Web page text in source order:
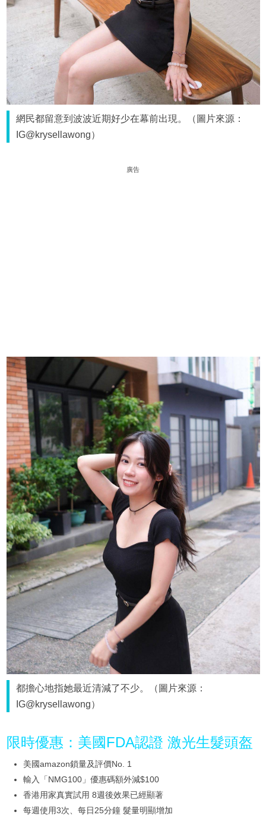
網民都留意到波波近期好少在幕前出現。（圖片來源：
IG@krysellawong）
廣告
都擔心地指她最近清減了不少。（圖片來源：
IG@krysellawong）
限時優惠：美國FDA認證 激光生髮頭盔
美國amazon鎖量及評價No. 1
輸入「NMG100」優惠碼額外減$100
香港用家真實試用 8週後效果已經顯著
每週使用3次、每日25分鐘 髮量明顯增加